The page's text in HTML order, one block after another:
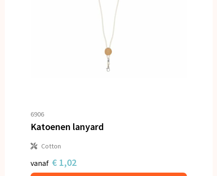
6906
Katoenen lanyard
Cotton
vanaf € 1,02